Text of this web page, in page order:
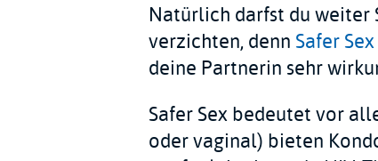
Natürlich darfst du weiter
verzichten, denn Safer Sex
deine Partnerin sehr
Safer Sex bedeutet vor
oder vaginal) bieten